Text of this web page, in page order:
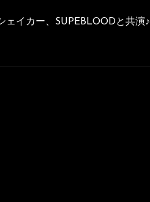
イカー、SUPEBLOODと共演♪